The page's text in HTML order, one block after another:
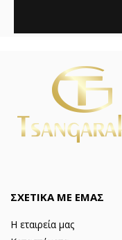
ΣΧΕΤΙΚΑ ΜΕ ΕΜΑΣ
Η εταιρεία μας